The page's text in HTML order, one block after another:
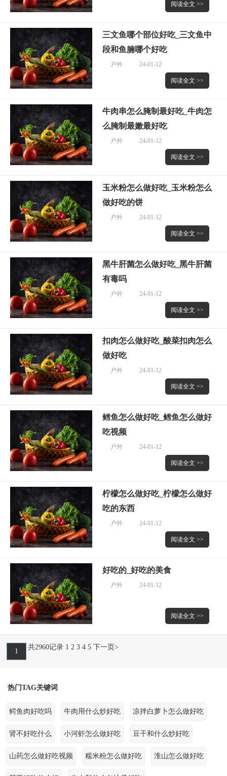
阅读全文 >>
三文鱼哪个部位好吃_三文鱼中
段和鱼腩哪个好吃
户外 24-01-12
阅读全文 >>
牛肉串怎么腌制最好吃_牛肉怎
么腌制最嫩最好吃
户外 24-01-12
阅读全文 >>
玉米粉怎么做好吃_玉米粉怎么
做好吃的饼
户外 24-01-12
阅读全文 >>
黑牛肝菌怎么做好吃_黑牛肝菌
有毒吗
户外 24-01-12
阅读全文 >>
扣肉怎么做好吃_酸菜扣肉怎么
做好吃
户外 24-01-12
阅读全文 >>
鳕鱼怎么做好吃_鳕鱼怎么做好
吃视频
户外 24-01-12
阅读全文 >>
柠檬怎么做好吃_柠檬怎么做好
吃的东西
户外 24-01-12
阅读全文 >>
好吃的_好吃的美食
户外 24-01-12
阅读全文 >>
1
共2960记录 1 2 3 4 5 下一页>
热门TAG关键词
鳄鱼肉好吃吗 牛肉用什么炒好吃 凉拌白萝卜怎么做好吃
肾不好吃什么 小河虾怎么做好吃 豆干和什么炒好吃
山药怎么做好吃视频 糯米粉怎么做好吃 淮山怎么做好吃